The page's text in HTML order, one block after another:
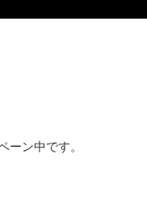
ン中です。